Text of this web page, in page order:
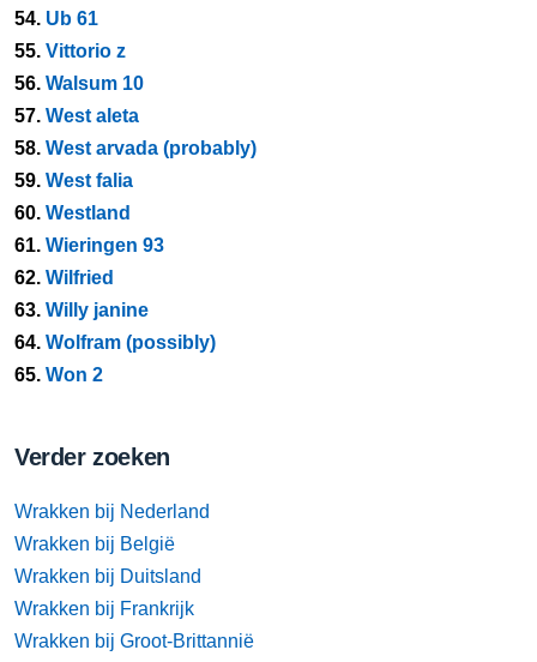
54. Ub 61
55. Vittorio z
56. Walsum 10
57. West aleta
58. West arvada (probably)
59. West falia
60. Westland
61. Wieringen 93
62. Wilfried
63. Willy janine
64. Wolfram (possibly)
65. Won 2
Verder zoeken
Wrakken bij Nederland
Wrakken bij België
Wrakken bij Duitsland
Wrakken bij Frankrijk
Wrakken bij Groot-Brittannië